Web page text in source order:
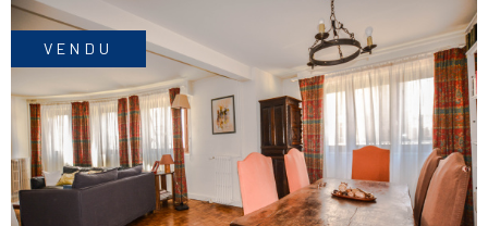
VENDU
Budget
BUDGET
RECHERCHER